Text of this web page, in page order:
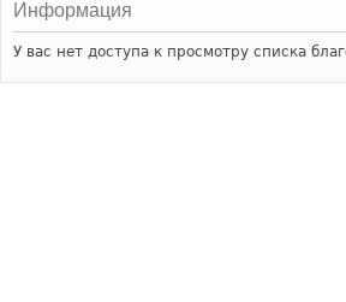
Информация
У вас нет доступа к просмотру списка